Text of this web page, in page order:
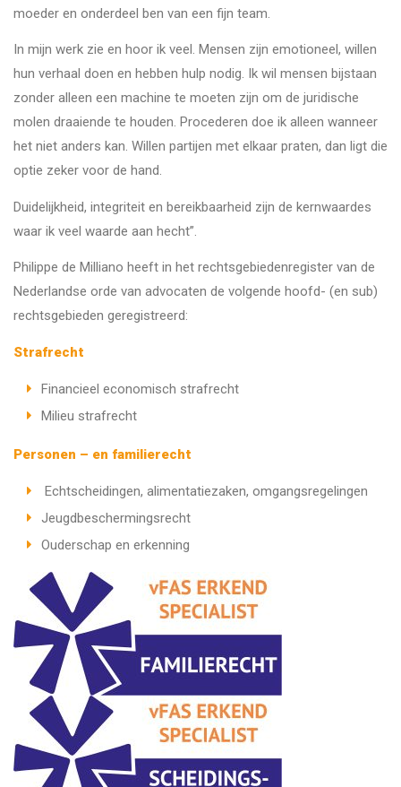
moeder en onderdeel ben van een fijn team.
In mijn werk zie en hoor ik veel. Mensen zijn emotioneel, willen
hun verhaal doen en hebben hulp nodig. Ik wil mensen bijstaan
zonder alleen een machine te moeten zijn om de juridische
molen draaiende te houden. Procederen doe ik alleen wanneer
het niet anders kan. Willen partijen met elkaar praten, dan ligt die
optie zeker voor de hand.
Duidelijkheid, integriteit en bereikbaarheid zijn de kernwaardes
waar ik veel waarde aan hecht”.
Philippe de Milliano heeft in het rechtsgebiedenregister van de
Nederlandse orde van advocaten de volgende hoofd- (en sub)
rechtsgebieden geregistreerd:
Strafrecht
Financieel economisch strafrecht
Milieu strafrecht
Personen – en familierecht
Echtscheidingen, alimentatiezaken, omgangsregelingen
Jeugdbeschermingsrecht
Ouderschap en erkenning